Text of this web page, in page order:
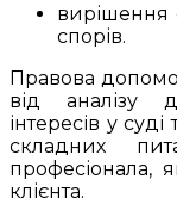
вирішення
спорів.
Правова
від аналізу
інтересів у
складних
професіонала,
клієнта.